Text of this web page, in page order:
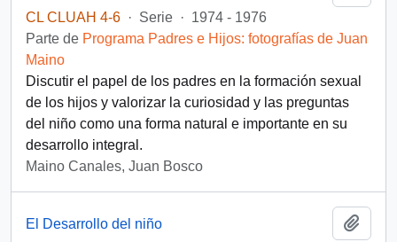
CL CLUAH 4-6 · Serie · 1974 - 1976
Parte de Programa Padres e Hijos: fotografías de Juan
Maino
Discutir el papel de los padres en la formación sexual
de los hijos y valorizar la curiosidad y las preguntas
del niño como una forma natural e importante en su
desarrollo integral.
Maino Canales, Juan Bosco
El Desarrollo del niño